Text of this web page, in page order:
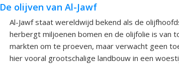
De olijven van Al-Jawf
Al-Jawf staat wereldwijd bekend als de
herbergt miljoenen bomen en de olijfolie is van
markten om te proeven, maar verwacht geen
hier vooral grootschalige landbouw in een